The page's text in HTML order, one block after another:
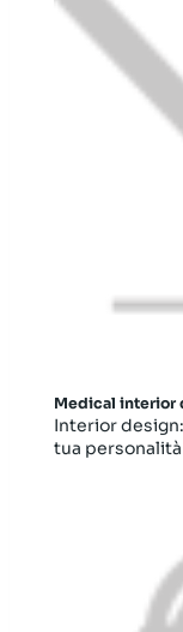
Medical interior
Interior
tua personalità